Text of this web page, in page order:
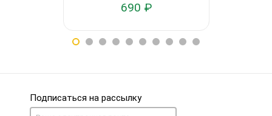
690 ₽
Подписаться на рассылку